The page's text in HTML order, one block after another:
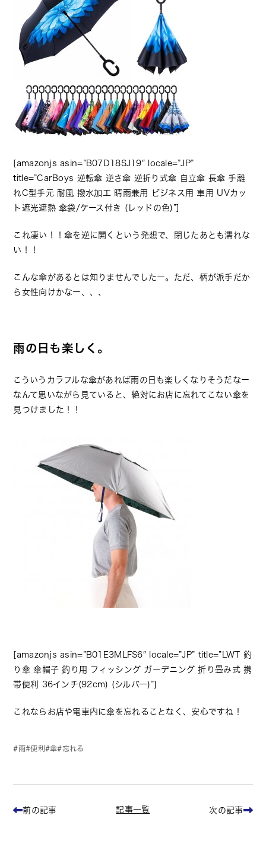
[amazonjs asin=”B07D18SJ19″ locale=”JP”
title=”CarBoys 逆転傘 逆さ傘 逆折り式傘 自立傘 長傘 手離
れC型手元 耐風 撥水加工 晴雨兼用 ビジネス用 車用 UVカッ
ト遮光遮熱 傘袋/ケース付き (レッドの色)”]
これ凄い！！傘を逆に開くという発想で、閉じたあとも濡れな
い！！
こんな傘があるとは知りませんでしたー。ただ、柄が派手だか
ら女性向けかなー、、、
雨の日も楽しく。
こういうカラフルな傘があれば雨の日も楽しくなりそうだなー
なんて思いながら見ていると、絶対にお店に忘れてこない傘を
見つけました！！
[amazonjs asin=”B01E3MLFS6″ locale=”JP” title=”LWT 釣
り傘 傘帽子 釣り用 フィッシング ガーデニング 折り畳み式 携
帯便利 36インチ(92cm) (シルバー)”]
これならお店や電車内に傘を忘れることなく、安心ですね！
雨 便利 傘 忘れる
前の記事 記事一覧 次の記事